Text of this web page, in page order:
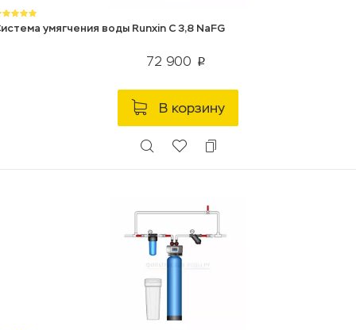
умягчения воды Runxin C 3,8 NaFG
72 900 p
В корзину